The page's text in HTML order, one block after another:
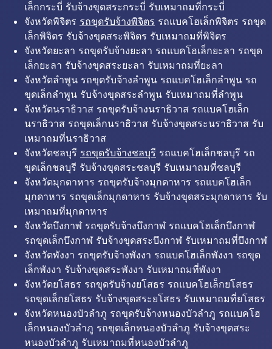
เล็กกระบี่ รับจ้างขุดสระกระบี่ รับเหมาถมที่กระบี่
จังหวัดพิจิตร รถขุดรับจ้างพิจิตร รถแบคโฮเล็กพิจิตร รถขุด
เล็กพิจิตร รับจ้างขุดสระพิจิตร รับเหมาถมที่พิจิตร
จังหวัดยะลา รถขุดรับจ้างยะลา รถแบคโฮเล็กยะลา รถขุด
เล็กยะลา รับจ้างขุดสระยะลา รับเหมาถมที่ยะลา
จังหวัดลำพูน รถขุดรับจ้างลำพูน รถแบคโฮเล็กลำพูน รถ
ขุดเล็กลำพูน รับจ้างขุดสระลำพูน รับเหมาถมที่ลำพูน
จังหวัดนราธิวาส รถขุดรับจ้างนราธิวาส รถแบคโฮเล็ก
นราธิวาส รถขุดเล็กนราธิวาส รับจ้างขุดสระนราธิวาส รับ
เหมาถมที่นราธิวาส
จังหวัดชลบุรี รถขุดรับจ้างชลบุรี รถแบคโฮเล็กชลบุรี รถ
ขุดเล็กชลบุรี รับจ้างขุดสระชลบุรี รับเหมาถมที่ชลบุรี
จังหวัดมุกดาหาร รถขุดรับจ้างมุกดาหาร รถแบคโฮเล็ก
มุกดาหาร รถขุดเล็กมุกดาหาร รับจ้างขุดสระมุกดาหาร รับ
เหมาถมที่มุกดาหาร
จังหวัดบึงกาฬ รถขุดรับจ้างบึงกาฬ รถแบคโฮเล็กบึงกาฬ
รถขุดเล็กบึงกาฬ รับจ้างขุดสระบึงกาฬ รับเหมาถมที่บึงกาฬ
จังหวัดพังงา รถขุดรับจ้างพังงา รถแบคโฮเล็กพังงา รถขุด
เล็กพังงา รับจ้างขุดสระพังงา รับเหมาถมที่พังงา
จังหวัดยโสธร รถขุดรับจ้างยโสธร รถแบคโฮเล็กยโสธร
รถขุดเล็กยโสธร รับจ้างขุดสระยโสธร รับเหมาถมที่ยโสธร
จังหวัดหนองบัวลำภู รถขุดรับจ้างหนองบัวลำภู รถแบคโฮ
เล็กหนองบัวลำภู รถขุดเล็กหนองบัวลำภู รับจ้างขุดสระ
หนองบัวลำภู รับเหมาถมที่หนองบัวลำภู